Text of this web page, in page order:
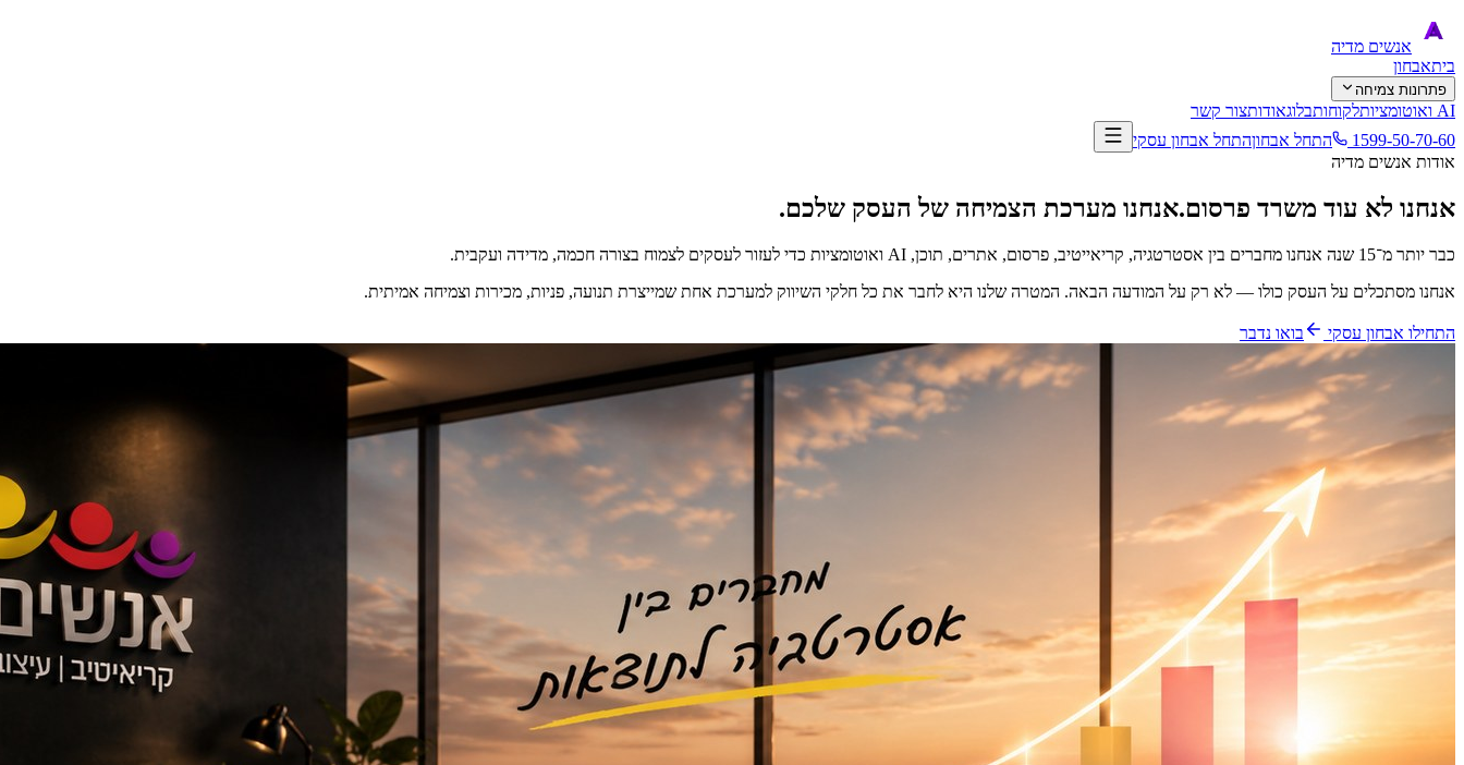
אנשים מדיה
ביתאבחון
פתרונות צמיחה
AI ואוטומציות לקוחותבלוגאודותצור קשר
1599-50-70-60
התחל אבחוןהתחל אבחון עסקי
אודות אנשים מדיה
אנחנו לא עוד משרד פרסום.אנחנו מערכת הצמיחה של העסק שלכם.
כבר יותר מ־15 שנה אנחנו מחברים בין אסטרטגיה, קריאייטיב, פרסום, אתרים, תוכן, AI ואוטומציות כדי לעזור לעסקים לצמוח בצורה חכמה, מדידה ועקבית.
אנחנו מסתכלים על העסק כולו — לא רק על המודעה הבאה. המטרה שלנו היא לחבר את כל חלקי השיווק למערכת אחת שמייצרת תנועה, פניות, מכירות וצמיחה אמיתית.
התחילו אבחון עסקי בואו נדבר